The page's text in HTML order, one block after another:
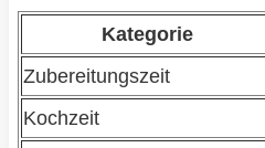
Kategorie
Zubereitungszeit
Kochzeit